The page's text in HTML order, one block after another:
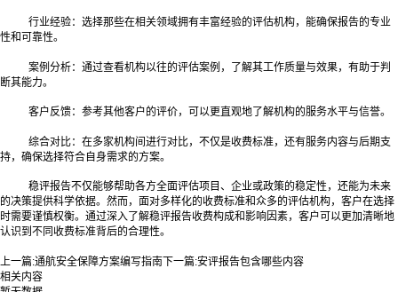
行业经验：选择那些在相关领域拥有丰富经验的评估机构，能确保报告的专业
性和可靠性。
案例分析：通过查看机构以往的评估案例，了解其工作质量与效果，有助于判
断其能力。
客户反馈：参考其他客户的评价，可以更直观地了解机构的服务水平与信誉。
综合对比：在多家机构间进行对比，不仅是收费标准，还有服务内容与后期支
持，确保选择符合自身需求的方案。
稳评报告不仅能够帮助各方全面评估项目、企业或政策的稳定性，还能为未来
的决策提供科学依据。然而，面对多样化的收费标准和众多的评估机构，客户在选择
时需要谨慎权衡。通过深入了解稳评报告收费构成和影响因素，客户可以更加清晰地
认识到不同收费标准背后的合理性。
上一篇:通航安全保障方案编写指南下一篇:安评报告包含哪些内容
相关内容